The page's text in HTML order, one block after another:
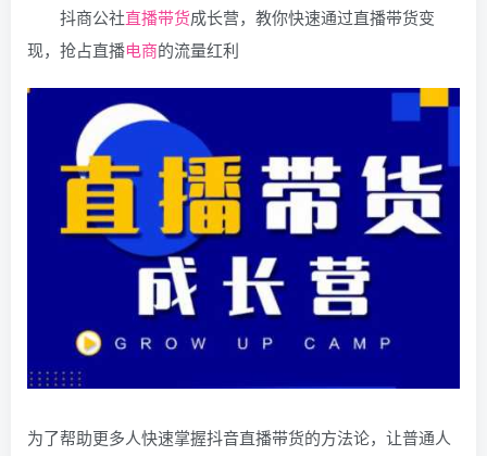
抖商公社直播带货成长营，教你快速通过直播带货变
现，抢占直播电商的流量红利
为了帮助更多人快速掌握抖音直播带货的方法论，让普通人